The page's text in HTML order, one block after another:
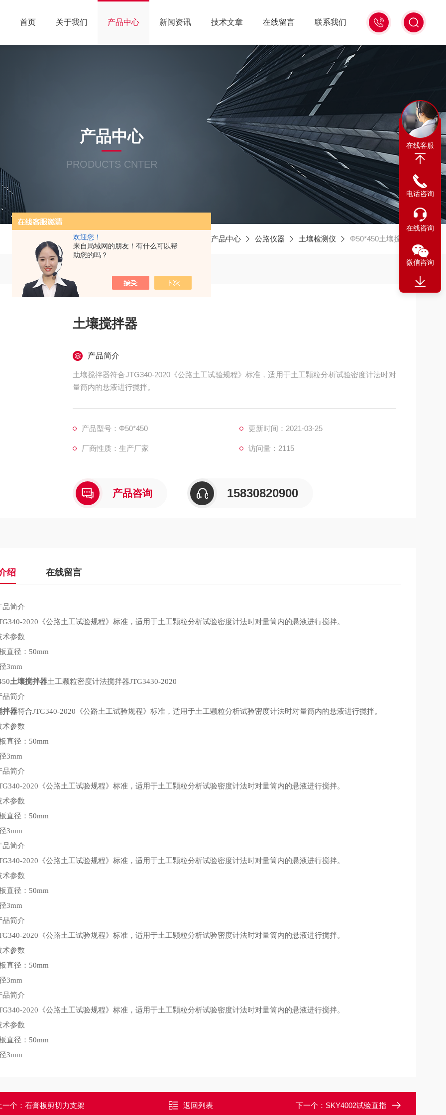
欢迎您！
来自局域网的朋友！有什么可以帮
助您的吗？
0317-
8122880
首页 关于我们 产品中心 新闻资讯 技术文章 在线留言 联系我们
产品中心
PRODUCTS CNTER
产品中心 公路仪器 土壤检测仪 Φ50*450土壤搅拌器
土壤搅拌器
产品简介
土壤搅拌器符合JTG340-2020《公路土工试验规程》标准，适用于土工颗粒分析试验密度计法时对
量筒内的悬液进行搅拌。
产品型号：Φ50*450 更新时间：2021-03-25
厂商性质：生产厂家 访问量：2115
产品咨询 15830820900
绍 在线留言
品简介
2020《公路土工试验规程》标准，适用于土工颗粒分析试验密度计法时对量筒内的悬液进行搅拌。
术参数
直径： 50mm
3mm
土壤搅拌器土工颗粒密度计法搅拌器JTG3430-2020
品简介
拌器符合JTG340-2020《公路土工试验规程》标准，适用于土工颗粒分析试验密度计法时对量筒内的悬液进行搅拌。
术参数
直径： 50mm
3mm
品简介
2020《公路土工试验规程》标准，适用于土工颗粒分析试验密度计法时对量筒内的悬液进行搅拌。
术参数
直径： 50mm
3mm
品简介
2020《公路土工试验规程》标准，适用于土工颗粒分析试验密度计法时对量筒内的悬液进行搅拌。
术参数
直径： 50mm
3mm
品简介
2020《公路土工试验规程》标准，适用于土工颗粒分析试验密度计法时对量筒内的悬液进行搅拌。
术参数
直径： 50mm
3mm
品简介
2020《公路土工试验规程》标准，适用于土工颗粒分析试验密度计法时对量筒内的悬液进行搅拌。
术参数
直径： 50mm
3mm
一个： 石膏板剪切力支架 返回列表 下一个： SKY4002试验直指
在线客服
电话咨询
在线咨询
微信咨询